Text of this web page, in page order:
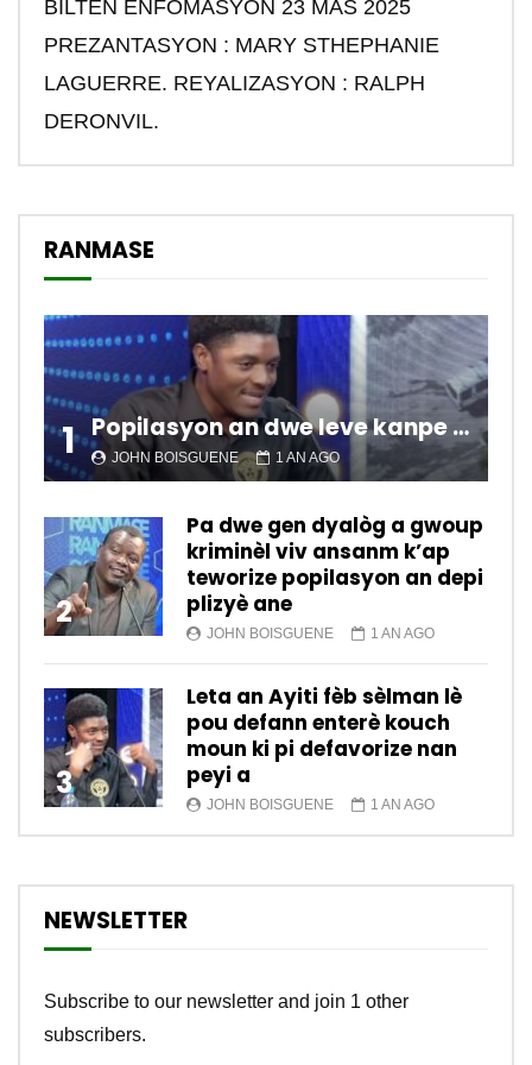
BILTEN ENFOMASYON 23 MAS 2025
PREZANTASYON : MARY STHEPHANIE
LAGUERRE. REYALIZASYON : RALPH
DERONVIL.
RANMASE
1 Popilasyon an dwe leve kanpe pou chanje sitiyasyon kawotik l’ap viv nan peyi a.
JOHN BOISGUENE 1 AN AGO
2
Pa dwe gen dyalòg a gwoup
kriminèl viv ansanm k’ap
teworize popilasyon an depi
plizyè ane
JOHN BOISGUENE 1 AN AGO
3
Leta an Ayiti fèb sèlman lè
pou defann enterè kouch
moun ki pi defavorize nan
peyi a
JOHN BOISGUENE 1 AN AGO
NEWSLETTER
Subscribe to our newsletter and join 1 other
subscribers.